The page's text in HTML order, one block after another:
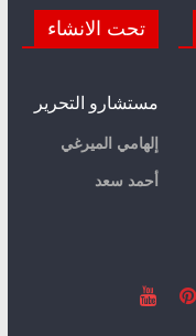
تحت الانشاء
مستشارو التحرير
إلهامي الميرغي
أحمد سعد